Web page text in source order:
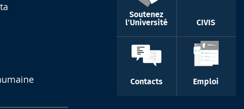
Soutenez
l'Université
CIVIS
Contacts Emploi